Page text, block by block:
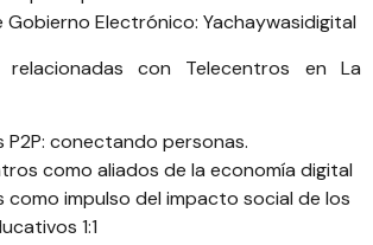
Gobierno Electrónico: Yachaywasidigital
con Telecentros en La
P2P: conectando personas.
como aliados de la economía digital
como impulso del impacto social de los
1:1